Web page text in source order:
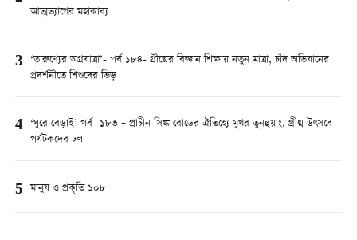
আত্মত্যাগের মহাকাব্য
3 ‘তারুণ্যের অগ্রযাত্রা’- পর্ব ১৮৪- গ্রীষ্মের বিজ্ঞান শিক্ষায় নতুন মাত্রা, চাঁদ অভিযানের
প্রদর্শনীতে শিশুদের ভিড়
4 ‘ঘুরে বেড়াই’ পর্ব- ১৮৩ – প্রাচীন সিল্ক রোডের ঐতিহ্যে মুখর তুনহুয়াং, গ্রীষ্ম উৎসবে
পর্যটকদের ঢল
5 মানুষ ও প্রকৃতি ১০৮